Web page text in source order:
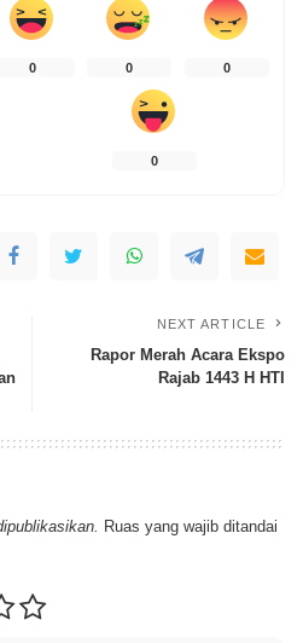
0 0 0
0
NEXT ARTICLE
Rapor Merah Acara Ekspo
Rajab 1443 H HTI
Ruas yang wajib ditandai